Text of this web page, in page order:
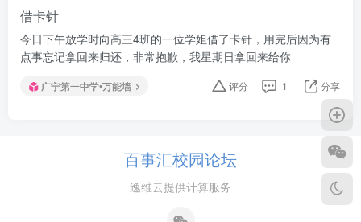
借卡针
今日下午放学时向高三4班的一位学姐借了卡针，用完后因为有
点事忘记拿回来归还，非常抱歉，我星期日拿回来给你
广宁第一中学•万能墙 评分 1 分享
百事汇校园论坛
逸维云提供计算服务